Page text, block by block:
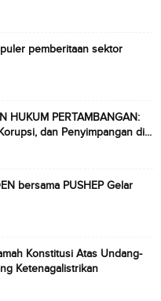
pemberitaan sektor
HUKUM PERTAMBANGAN:
dan Penyimpangan di...
bersama PUSHEP Gelar
Konstitusi Atas Undang-
Ketenagalistrikan